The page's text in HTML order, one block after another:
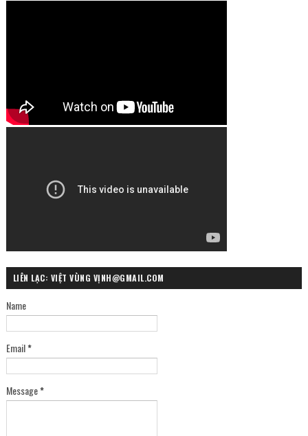
LIÊN LẠC: VIỆT VÙNG VỊNH@GMAIL.COM
Name
Email*
Message*